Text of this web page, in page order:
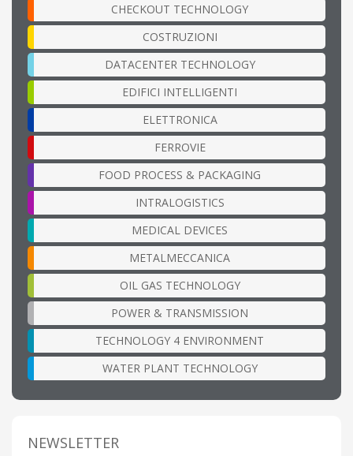
CHECKOUT TECHNOLOGY
COSTRUZIONI
DATACENTER TECHNOLOGY
EDIFICI INTELLIGENTI
ELETTRONICA
FERROVIE
FOOD PROCESS & PACKAGING
INTRALOGISTICS
MEDICAL DEVICES
METALMECCANICA
OIL GAS TECHNOLOGY
POWER & TRANSMISSION
TECHNOLOGY 4 ENVIRONMENT
WATER PLANT TECHNOLOGY
NEWSLETTER